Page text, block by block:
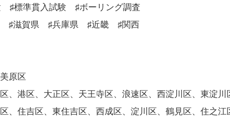
♯標準貫入試験 ♯ボーリング調査
♯滋賀県 ♯兵庫県 ♯近畿 ♯関西
原区
、港区、大正区、天王寺区、浪速区、西淀川区、東淀川
、住吉区、東住吉区、西成区、淀川区、鶴見区、住之江